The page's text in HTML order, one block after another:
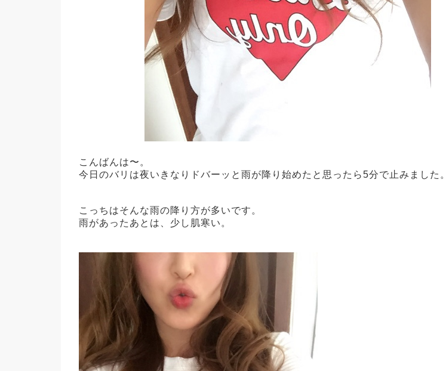
こんばんは〜。
今日のバリは夜いきなりドバーッと雨が降り始めたと思ったら5分で止みました。
こっちはそんな雨の降り方が多いです。
雨があったあとは、少し肌寒い。